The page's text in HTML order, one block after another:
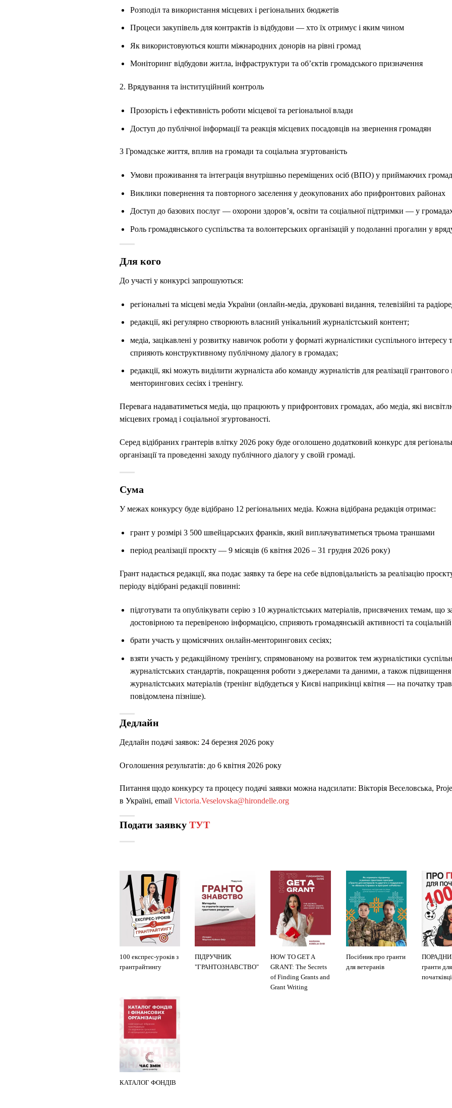
Розподіл та використання місцевих і регіональних бюджетів
Процеси закупівель для контрактів із відбудови — хто їх отримує і яким чином
Як використовуються кошти міжнародних донорів на рівні громад
Моніторинг відбудови житла, інфраструктури та об’єктів громадського призначення
2. Врядування та інституційний контроль
Прозорість і ефективність роботи місцевої та регіональної влади
Доступ до публічної інформації та реакція місцевих посадовців на звернення громадян
3 Громадське життя, вплив на громади та соціальна згуртованість
Умови проживання та інтеграція внутрішньо переміщених осіб (ВПО) у приймаючих
Виклики повернення та повторного заселення у деокупованих або прифронтових районах
Доступ до базових послуг — охорони здоров’я, освіти та соціальної підтримки — у
Роль громадянського суспільства та волонтерських організацій у подоланні прогалин у
Для кого
До участі у конкурсі запрошуються:
регіональні та місцеві медіа України (онлайн-медіа, друковані видання, телевізійні та
редакції, які регулярно створюють власний унікальний журналістський контент;
медіа, зацікавлені у розвитку навичок роботи у форматі журналістики суспільного інтересу
сприяють конструктивному публічному діалогу в громадах;
редакції, які можуть виділити журналіста або команду журналістів для реалізації грантового
менторингових сесіях і тренінгу.
Перевага надаватиметься медіа, що працюють у прифронтових громадах, або медіа, які
місцевих громад і соціальної згуртованості.
Серед відібраних грантерів влітку 2026 року буде оголошено додатковий конкурс для
організації та проведенні заходу публічного діалогу у своїй громаді.
Сума
У межах конкурсу буде відібрано 12 регіональних медіа. Кожна відібрана редакція отримає:
грант у розмірі 3 500 швейцарських франків, який виплачуватиметься трьома траншами
період реалізації проєкту — 9 місяців (6 квітня 2026 – 31 грудня 2026 року)
Грант надається редакції, яка подає заявку та бере на себе відповідальність за реалізацію
періоду відібрані редакції повинні:
підготувати та опублікувати серію з 10 журналістських матеріалів, присвячених темам, що
достовірною та перевіреною інформацією, сприяють громадянській активності та соціальній
брати участь у щомісячних онлайн-менторингових сесіях;
взяти участь у редакційному тренінгу, спрямованому на розвиток тем журналістики
журналістських стандартів, покращення роботи з джерелами та даними, а також підвищення
журналістських матеріалів (тренінг відбудеться у Києві наприкінці квітня — на початку
повідомлена пізніше).
Дедлайн
Дедлайн подачі заявок: 24 березня 2026 року
Оголошення результатів: до 6 квітня 2026 року
Питання щодо конкурсу та процесу подачі заявки можна надсилати: Вікторія Веселовська,
в Україні, email Victoria.Veselovska@hirondelle.org
Подати заявку ТУТ
100 експрес-уроків з
грантрайтингу
ПІДРУЧНИК
"ГРАНТОЗНАВСТВО"
HOW TO GET A
GRANT: The Secrets
of Finding Grants and
Grant Writing
Посібник про гранти
для ветеранів
гранти для
КАТАЛОГ ФОНДІВ